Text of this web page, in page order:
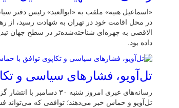
«اسماعیل هنیه» ملقب به «ابوالعبد» رئیس
در محل اقامت خود در تهران به شهادت رسید، از
الاقصی به چهره‌ای شناخته‌شده‌تر در سطح جهان
داده بود.
تل‌آویو، فشارهای سیاسی و
رسانه‌های عبری امروز
تل‌آویو و حماس خبر می‌دهند؛ توافقی که می‌تواند